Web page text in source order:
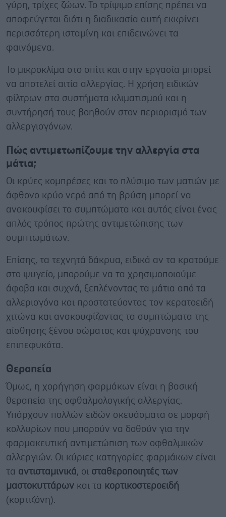
γύρη, τρίχες ζώων. Το τρίψιμο επίσης πρέπει να
αποφεύγεται διότι η διαδικασία αυτή εκκρίνει
περισσότερη ισταμίνη και επιδεινώνει τα
φαινόμενα.
Το μικροκλίμα στο σπίτι και στην εργασία μπορεί
να αποτελεί αιτία αλλεργίας. Η χρήση ειδικών
φίλτρων στα συστήματα κλιματισμού και η
συντήρησή τους βοηθούν στον περιορισμό των
αλλεργιογόνων.
Πώς αντιμετωπίζουμε την αλλεργία στα
μάτια;
Οι κρύες κομπρέσες και το πλύσιμο των ματιών με
άφθονο κρύο νερό από τη βρύση μπορεί να
ανακουφίσει τα συμπτώματα και αυτός είναι ένας
απλός τρόπος πρώτης αντιμετώπισης των
συμπτωμάτων.
Επίσης, τα τεχνητά δάκρυα, ειδικά αν τα κρατούμε
στο ψυγείο, μπορούμε να τα χρησιμοποιούμε
άφοβα και συχνά, ξεπλένοντας τα μάτια από τα
αλλεριογόνα και προστατεύοντας τον κερατοειδή
χιτώνα και ανακουφίζοντας τα συμπτώματα της
αίσθησης ξένου σώματος και ψύχρανσης του
επιπεφυκότα.
Θεραπεία
Όμως, η χορήγηση φαρμάκων είναι η βασική
θεραπεία της οφθαλμολογικής αλλεργίας.
Υπάρχουν πολλών ειδών σκευάσματα σε μορφή
κολλυρίων που μπορούν να δοθούν για την
φαρμακευτική αντιμετώπιση των οφθαλμικών
αλλεργιών. Οι κύριες κατηγορίες φαρμάκων είναι
τα αντισταμινικά, οι σταθεροποιητές των
μαστοκυττάρων και τα κορτικοστεροειδή
(κορτιζόνη).